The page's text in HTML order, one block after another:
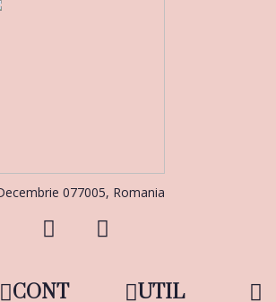
077005, Romania
CONT UTIL